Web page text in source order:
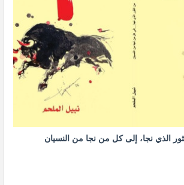
الذي نجا، إلى كل من نجا من النسيان